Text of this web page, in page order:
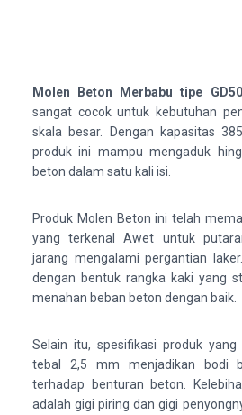
Molen Beton Merbabu tipe GD50
sangat cocok untuk kebutuhan
skala besar. Dengan kapasitas
produk ini mampu mengaduk
beton dalam satu kali isi.
Produk Molen Beton ini telah
yang terkenal Awet untuk
jarang mengalami pergantian
dengan bentuk rangka kaki yang
menahan beban beton dengan baik.
Selain itu, spesifikasi produk
tebal 2,5 mm menjadikan bodi
terhadap benturan beton.
adalah gigi piring dan gigi